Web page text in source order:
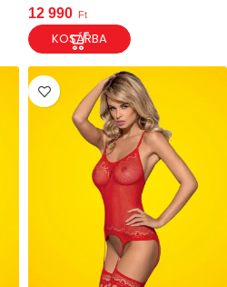
12 990 Ft
KOSÁRBA